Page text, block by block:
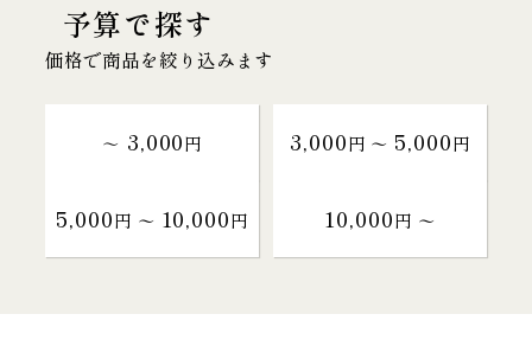
予算で探す
価格で商品を絞り込みます
～ 3,000円 3,000円 〜 5,000円
5,000円 〜 10,000円 10,000円 〜